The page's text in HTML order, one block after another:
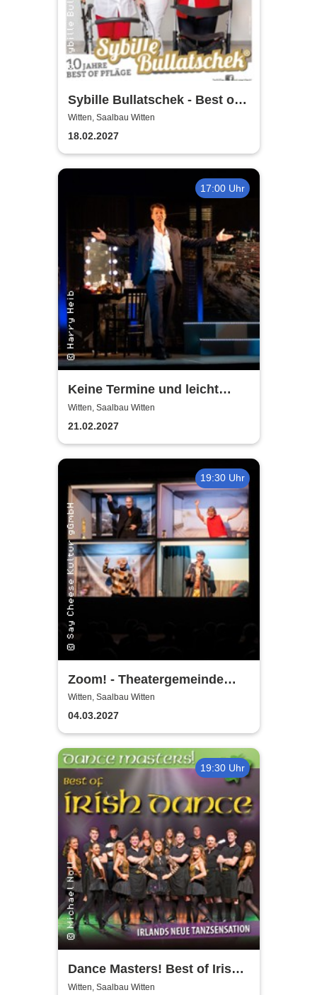
Sybille Bullatschek - Best of
Pflägeparty
Witten, Saalbau Witten
18.02.2027
17:00 Uhr
Keine Termine und leicht
einen sitzen -
Theatergemeinde Volksbühne
Witten
Witten, Saalbau Witten
21.02.2027
19:30 Uhr
Zoom! - Theatergemeinde
Volksbühne Witten
Witten, Saalbau Witten
04.03.2027
19:30 Uhr
Dance Masters! Best of Irish
Dance
Witten, Saalbau Witten